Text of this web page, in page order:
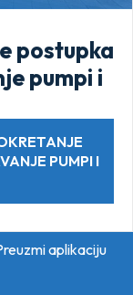
postupka
pumpi i
PUMPI I
aplikaciju